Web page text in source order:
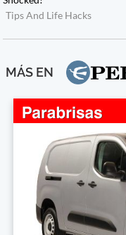
MÁS EN